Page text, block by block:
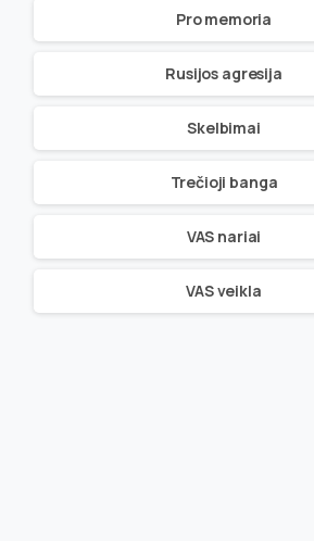
Pro memoria
Rusijos agresija
Skelbimai
Trečioji banga
VAS nariai
VAS veikla